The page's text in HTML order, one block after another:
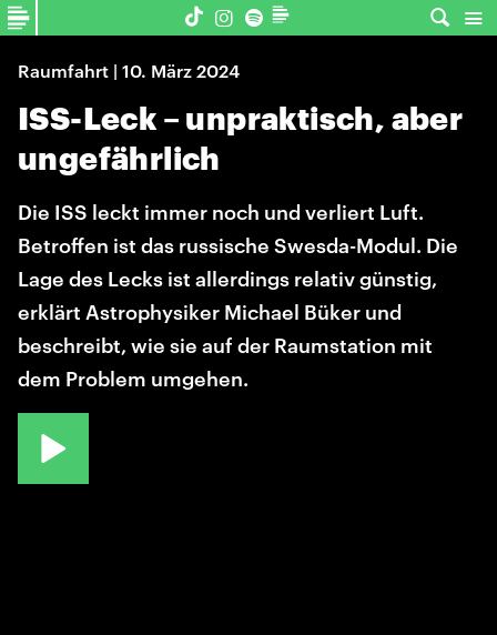
Raumfahrt | 10. März 2024
ISS-Leck – unpraktisch, aber
ungefährlich
Die ISS leckt immer noch und verliert Luft.
Betroffen ist das russische Swesda-Modul. Die
Lage des Lecks ist allerdings relativ günstig,
erklärt Astrophysiker Michael Büker und
beschreibt, wie sie auf der Raumstation mit
dem Problem umgehen.